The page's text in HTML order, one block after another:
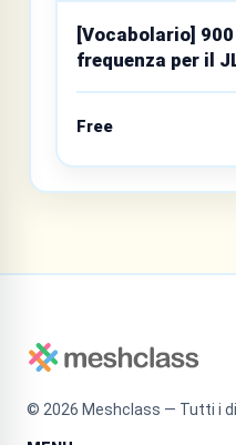
[Vocabolario]
frequenza per il
Free
© 2026 Meshclass — Tutti i